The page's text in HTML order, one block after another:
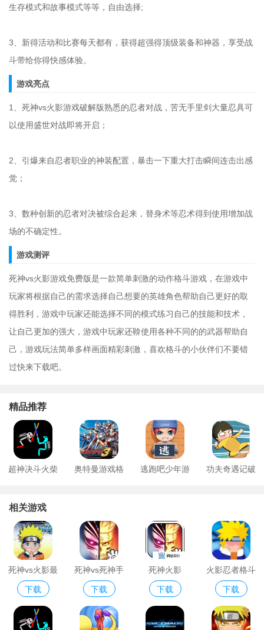
生存模式和故事模式等等，自由选择;
3、新得活动和比赛每天都有，获得超强得顶级装备和神器，享受战
斗带给你得快感体验。
游戏亮点
1、死神vs火影游戏破解版熟悉的忍者对战，苦无手里剑大量忍具可
以使用盛世对战即将开启；
2、引爆来自忍者职业的神装配置，暴击一下重大打击瞬间连击出感
觉；
3、数种创新的忍者对决被综合起来，替身术等忍术得到使用增加战
场的不确定性。
游戏测评
死神vs火影游戏免费版是一款简单刺激的动作格斗游戏，在游戏中
玩家将根据自己的需求选择自己想要的英雄角色帮助自己更好的取
得胜利，游戏中玩家还能选择不同的模式练习自己的技能和技术，
让自己更加的强大，游戏中玩家还鞥使用各种不同的的武器帮助自
己，游戏玩法简单多样画面精彩刺激，喜欢格斗的小伙伴们不要错
过快来下载吧。
精品推荐
超神决斗火柴 奥特曼游戏格 逃跑吧少年游 功夫奇遇记破
相关游戏
死神vs火影最
新版手机版
下载
死神vs死神手
机版
下载
死神火影
下载
火影忍者格斗
火柴人中文版
下载